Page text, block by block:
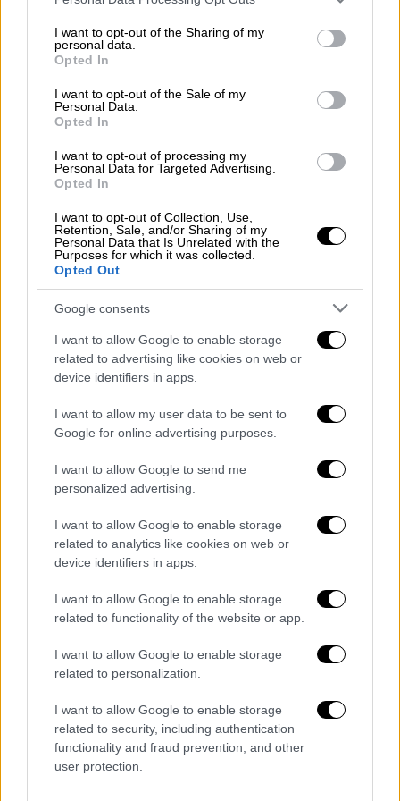
not limited to your visit or usage behaviour. You may click to
grant or deny consent to Google and its third-party tags to
use your data for below specified purposes in below Google
consent section.
I want to opt-out of the Sharing of my
personal data.
Opted In
I want to opt-out of the Sale of my
Personal Data.
Opted In
I want to opt-out of processing my
Personal Data for Targeted Advertising.
Opted In
I want to opt-out of Collection, Use,
Retention, Sale, and/or Sharing of my
Personal Data that Is Unrelated with the
Purposes for which it was collected.
Opted Out
Google consents
I want to allow Google to enable storage
related to advertising like cookies on web or
device identifiers in apps.
I want to allow my user data to be sent to
Google for online advertising purposes.
I want to allow Google to send me
personalized advertising.
I want to allow Google to enable storage
related to analytics like cookies on web or
device identifiers in apps.
I want to allow Google to enable storage
related to functionality of the website or app.
I want to allow Google to enable storage
related to personalization.
I want to allow Google to enable storage
related to security, including authentication
functionality and fraud prevention, and other
user protection.
συνολικά 2.780 αστέρια αντιπροσωπεύουν
ποσοστό 0,01%, αναφέρει το EW
σημειώνοντας ότι η απονομή αποτέλεσε
πραγματικά ιστορικό γεγονός.
Χρειάστηκε να περάσουν 18 χρόνια για να
απονείμει το Εμπορικό Επιμελητήριο του
Χόλιγουνττο πρώτο αστέρι σε έναν
άλλα 18 αστέρια έχουν απονεμηθεί σε
τηλεοπτικές οικογένειες, ζώα συντροφιάς
σε κινούμενα σχέδια και χαρακτήρες
ζωντανής δράσης τόσο αξέχαστους που
έχουν ξεπεράσει τους ηθοποιούς που τους
ενσαρκώνουν.
Ο Μπάτμαν απέκτησε αστέρι στη Λεωφόρο της Δόξας
Ο Μπάτμαν δημιουργήθηκε για την DC
Comics από τον Μπομπ Κέιν και με συγγαφέα
τον Μπιλ Φίνγκερ εμφανίστηκε για πρώτη
φορά στο «Detective Comics #27» του 1939.
Από τότε ο «Dark Knight» (Σκοτεινός
Ιππότης)παραμένει σύμβολο